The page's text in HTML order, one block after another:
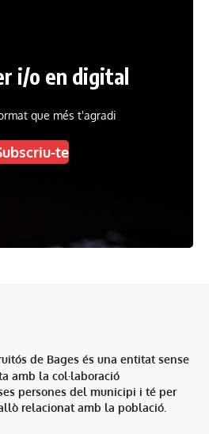
i/o en digital
que més t'agradi
te
de Bages és una entitat sense
amb la col·laboració
persones del municipi i té per
relacionat amb la població.